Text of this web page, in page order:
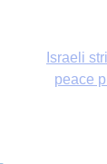
peace
Kansas